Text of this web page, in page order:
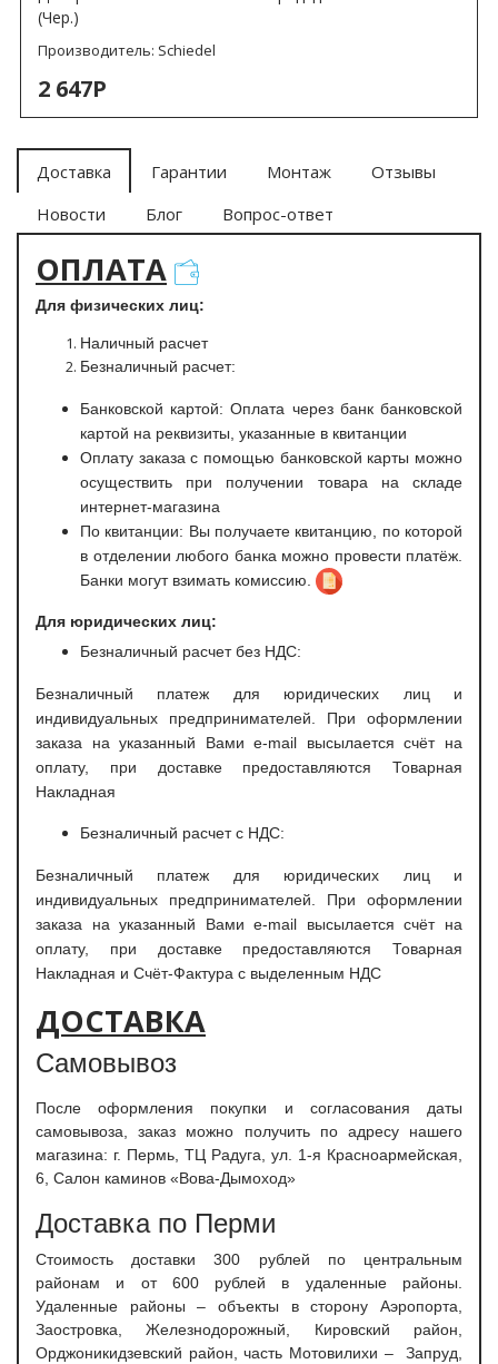
(Чер.)
Производитель: Schiedel
2 647Р
Доставка Гарантии Монтаж
Отзывы
Новости
Блог Вопрос-ответ
ОПЛАТА
Для физических лиц:
Наличный расчет
Безналичный расчет:
Банковской картой: Оплата через банк банковской
картой на реквизиты, указанные в квитанции
Оплату заказа с помощью банковской карты можно
осуществить при получении товара на складе
интернет-магазина
По квитанции: Вы получаете квитанцию, по которой
в отделении любого банка можно провести платёж.
Банки могут взимать комиссию.
Для юридических лиц:
Безналичный расчет без НДС:
Безналичный платеж для юридических лиц и
индивидуальных предпринимателей. При оформлении
заказа на указанный Вами e-mail высылается счёт на
оплату, при доставке предоставляются Товарная
Накладная
Безналичный расчет с НДС:
Безналичный платеж для юридических лиц и
индивидуальных предпринимателей. При оформлении
заказа на указанный Вами e-mail высылается счёт на
оплату, при доставке предоставляются Товарная
Накладная и Счёт-Фактура с выделенным НДС
ДОСТАВКА
Самовывоз
После оформления покупки и согласования даты
самовывоза, заказ можно получить по адресу нашего
магазина: г. Пермь, ТЦ Радуга, ул. 1-я Красноармейская,
6, Салон каминов «Вова-Дымоход»
Доставка по Перми
Стоимость доставки 300 рублей по центральным
районам и от 600 рублей в удаленные районы.
Удаленные районы – объекты в сторону Аэропорта,
Заостровка, Железнодорожный, Кировский район,
Орджоникидзевский район, часть Мотовилихи – Запруд,